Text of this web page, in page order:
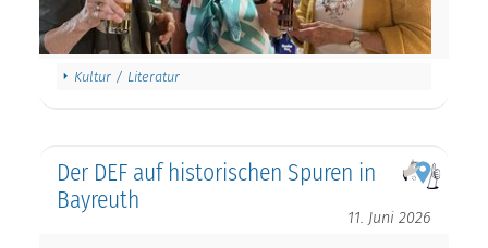
Kultur / Literatur
Der DEF auf historischen Spuren in
Bayreuth
11. Juni 2026